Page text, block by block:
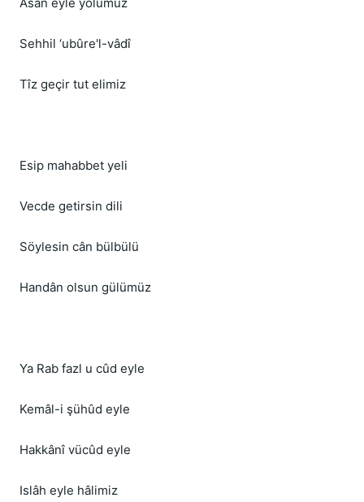
Sehhil ‘ubûre'l-vâdî
Tîz geçir tut elimiz
Esip mahabbet yeli
Vecde getirsin dili
Söylesin cân bülbülü
Handân olsun gülümüz
Ya Rab fazl u cûd eyle
Kemâl-i şühûd eyle
Hakkânî vücûd eyle
Islâh eyle hâlimiz